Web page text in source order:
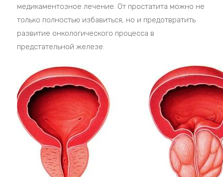
медикаментозное лечение. От простатита можно не
только полностью избавиться, но и предотвратить
развитие онкологического процесса в
предстательной железе.